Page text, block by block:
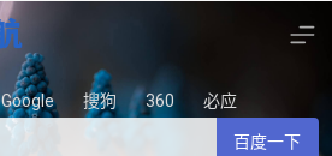
Google 搜狗 360 必应
百度一下